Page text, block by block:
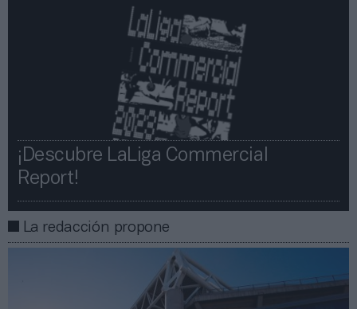
¡Descubre LaLiga Commercial
Report!​​
La redacción propone